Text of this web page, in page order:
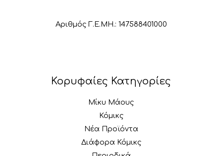
Αριθμός Γ.Ε.ΜΗ.: 147588401000
Κορυφαίες Κατηγορίες
Μίκυ Μάους
Κόμικς
Νέα Προϊόντα
Διάφορα Κόμικς